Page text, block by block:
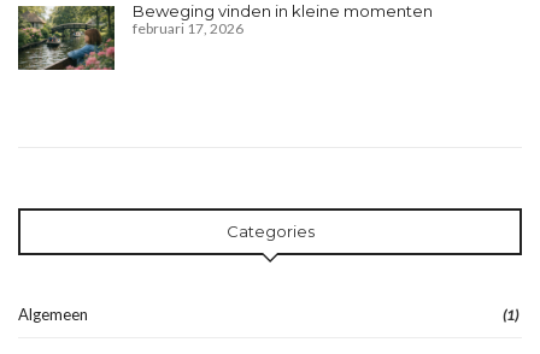
Beweging vinden in kleine momenten
februari 17, 2026
Categories
Algemeen (1)